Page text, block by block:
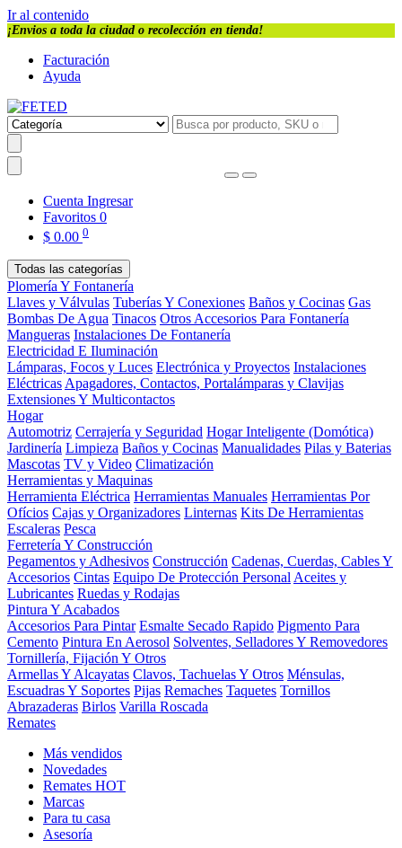
Ir al contenido
¡Envios a toda la ciudad o recolección en tienda!
Facturación
Ayuda
Cuenta Ingresar
Favoritos 0
$ 0.00 0
Todas las categorías
Plomería Y Fontanería
Llaves y Válvulas Tuberías Y Conexiones Baños y Cocinas Gas
Bombas De Agua Tinacos Otros Accesorios Para Fontanería
Mangueras Instalaciones De Fontanería
Electricidad E Iluminación
Lámparas, Focos y Luces Electrónica y Proyectos Instalaciones
Eléctricas Apagadores, Contactos, Portalámparas y Clavijas
Extensiones Y Multicontactos
Hogar
Automotriz Cerrajería y Seguridad Hogar Inteligente (Domótica)
Jardinería Limpieza Baños y Cocinas Manualidades Pilas y Baterias
Mascotas TV y Video Climatización
Herramientas y Maquinas
Herramienta Eléctrica Herramientas Manuales Herramientas Por
Ofícios Cajas y Organizadores Linternas Kits De Herramientas
Escaleras Pesca
Ferretería Y Construcción
Pegamentos y Adhesivos Construcción Cadenas, Cuerdas, Cables Y
Accesorios Cintas Equipo De Protección Personal Aceites y
Lubricantes Ruedas y Rodajas
Pintura Y Acabados
Accesorios Para Pintar Esmalte Secado Rapido Pigmento Para
Cemento Pintura En Aerosol Solventes, Selladores Y Removedores
Tornillería, Fijación Y Otros
Armellas Y Alcayatas Clavos, Tachuelas Y Otros Ménsulas,
Escuadras Y Soportes Pijas Remaches Taquetes Tornillos
Abrazaderas Birlos Varilla Roscada
Remates
Más vendidos
Novedades
Remates HOT
Marcas
Para tu casa
Asesoría